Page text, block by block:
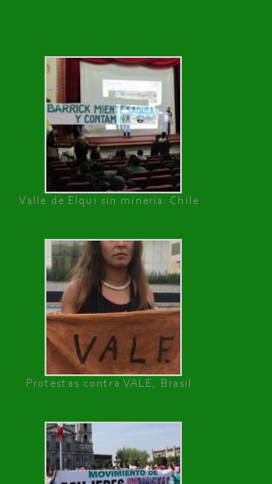
Valle de Elqui sin minería. Chile
Protestas contra VALE, Brasil